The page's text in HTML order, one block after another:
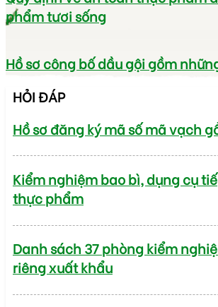
phẩm tươi sống
Hồ sơ công bố dầu gội gồm
HỎI ĐÁP
Hồ sơ đăng ký mã số mã vạch
Kiểm nghiệm bao bì, dụng cụ
thực phẩm
Danh sách 37 phòng kiểm
riêng xuất khẩu